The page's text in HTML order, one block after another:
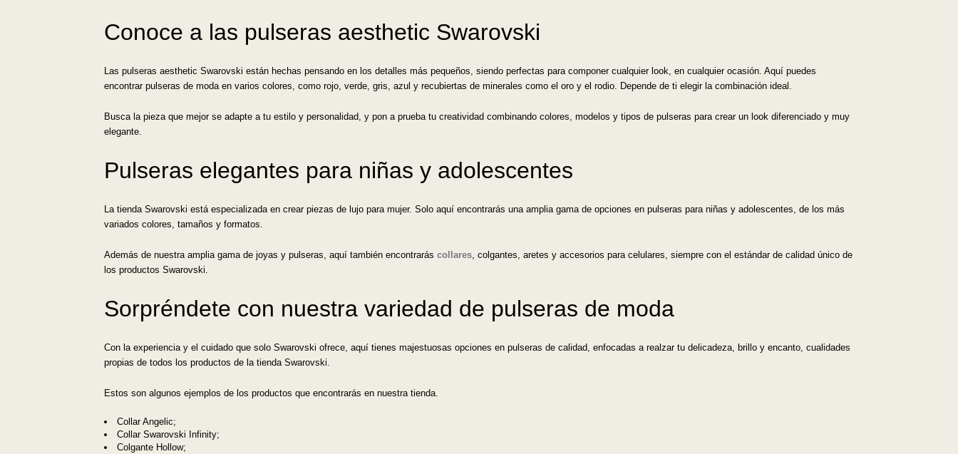
Conoce a las pulseras aesthetic Swarovski
Las pulseras aesthetic Swarovski están hechas pensando en los detalles más pequeños, siendo perfectas para componer cualquier look, en cualquier ocasión. Aquí puedes
encontrar pulseras de moda en varios colores, como rojo, verde, gris, azul y recubiertas de minerales como el oro y el rodio. Depende de ti elegir la combinación ideal.
Busca la pieza que mejor se adapte a tu estilo y personalidad, y pon a prueba tu creatividad combinando colores, modelos y tipos de pulseras para crear un look diferenciado y muy
elegante.
Pulseras elegantes para niñas y adolescentes
La tienda Swarovski está especializada en crear piezas de lujo para mujer. Solo aquí encontrarás una amplia gama de opciones en pulseras para niñas y adolescentes, de los más
variados colores, tamaños y formatos.
Además de nuestra amplia gama de joyas y pulseras, aquí también encontrarás collares, colgantes, aretes y accesorios para celulares, siempre con el estándar de calidad único de
los productos Swarovski.
Sorpréndete con nuestra variedad de pulseras de moda
Con la experiencia y el cuidado que solo Swarovski ofrece, aquí tienes majestuosas opciones en pulseras de calidad, enfocadas a realzar tu delicadeza, brillo y encanto, cualidades
propias de todos los productos de la tienda Swarovski.
Estos son algunos ejemplos de los productos que encontrarás en nuestra tienda.
Collar Angelic;
Collar Swarovski Infinity;
Colgante Hollow;